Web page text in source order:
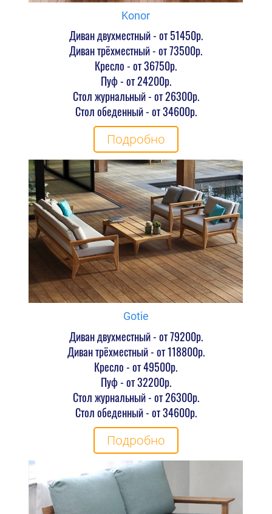
Konor
Диван двухместный - от 51450р.
Диван трёхместный - от 73500р.
Кресло - от 36750р.
Пуф - от 24200р.
Стол журнальный - от 26300р.
Стол обеденный - от 34600р.
Подробно
Gotie
Диван двухместный - от 79200р.
Диван трёхместный - от 118800р.
Кресло - от 49500р.
Пуф - от 32200р.
Стол журнальный - от 26300р.
Стол обеденный - от 34600р.
Подробно